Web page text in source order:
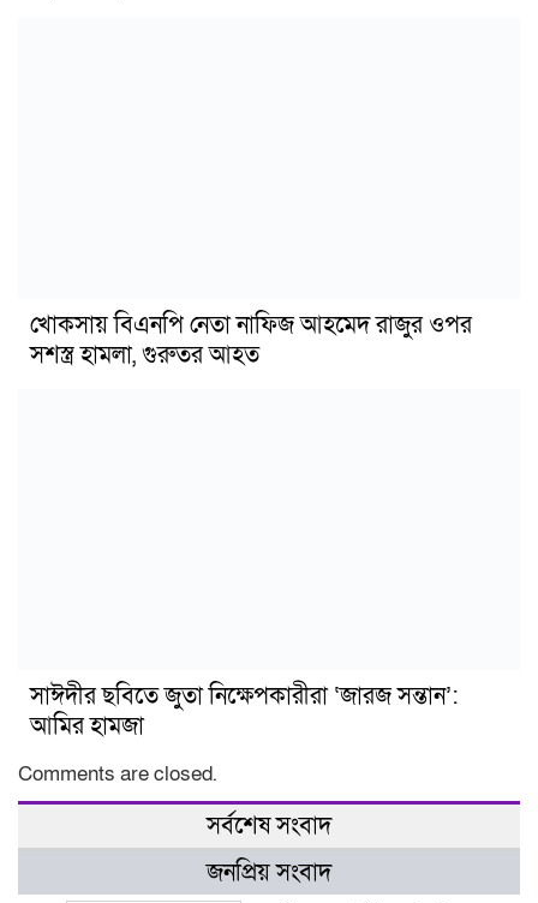
খোকসায় বিএনপি নেতা নাফিজ আহমেদ রাজুর ওপর
সশস্ত্র হামলা, গুরুতর আহত
সাঈদীর ছবিতে জুতা নিক্ষেপকারীরা ‘জারজ সন্তান’:
আমির হামজা
Comments are closed.
সর্বশেষ সংবাদ
জনপ্রিয় সংবাদ